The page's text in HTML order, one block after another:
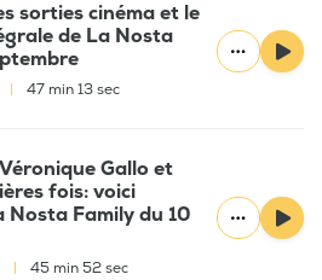
sorties cinéma et le
de La Nosta
47 min 13 sec
Gallo et
fois: voici
Nosta Family du 10
45 min 52 sec